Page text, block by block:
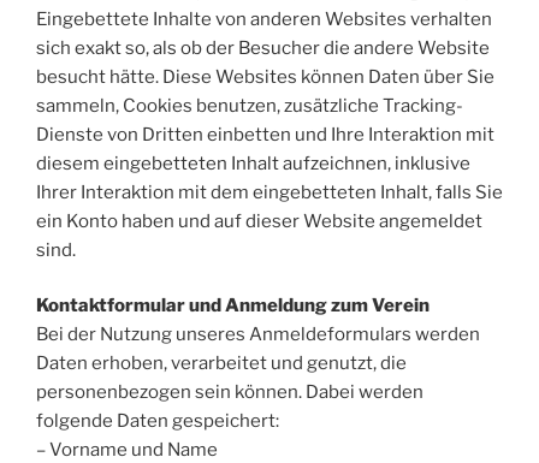
Eingebettete Inhalte von anderen Websites verhalten
sich exakt so, als ob der Besucher die andere Website
besucht hätte. Diese Websites können Daten über Sie
sammeln, Cookies benutzen, zusätzliche Tracking-
Dienste von Dritten einbetten und Ihre Interaktion mit
diesem eingebetteten Inhalt aufzeichnen, inklusive
Ihrer Interaktion mit dem eingebetteten Inhalt, falls Sie
ein Konto haben und auf dieser Website angemeldet
sind.
Kontaktformular und Anmeldung zum Verein
Bei der Nutzung unseres Anmeldeformulars werden
Daten erhoben, verarbeitet und genutzt, die
personenbezogen sein können. Dabei werden
folgende Daten gespeichert:
– Vorname und Name